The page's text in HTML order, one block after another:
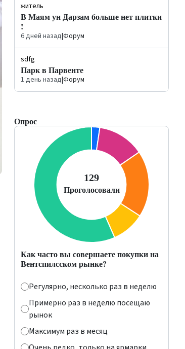
житель
В Маям ун Дарзам больше нет плитки
!
6 дней назад|Форум
sdfg
Парк в Парвенте
1 день назад|Форум
Опрос
Как часто вы совершаете покупки на
Вентспилсском рынке?
Регулярно, несколько раз в неделю
Примерно раз в неделю посещаю
рынок
Максимум раз в месяц